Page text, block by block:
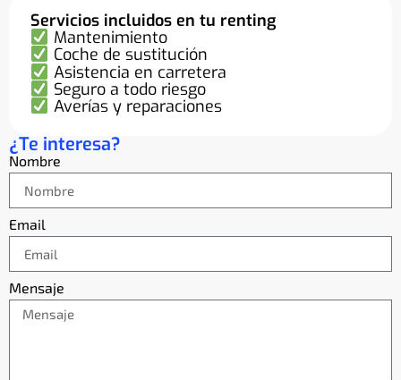
Servicios incluidos en tu renting
Mantenimiento
Coche de sustitución
Asistencia en carretera
Seguro a todo riesgo
Averías y reparaciones
¿Te interesa?
Nombre
Email
Mensaje